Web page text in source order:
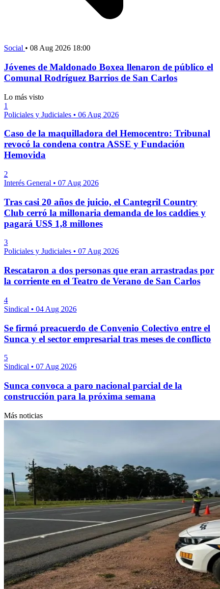
Social • 08 Aug 2026 18:00
Jóvenes de Maldonado Boxea llenaron de público el
Comunal Rodríguez Barrios de San Carlos
Lo más visto
1
Policiales y Judiciales • 06 Aug 2026
Caso de la maquilladora del Hemocentro: Tribunal
revocó la condena contra ASSE y Fundación
Hemovida
2
Interés General • 07 Aug 2026
Tras casi 20 años de juicio, el Cantegril Country
Club cerró la millonaria demanda de los caddies y
pagará US$ 1,8 millones
3
Policiales y Judiciales • 07 Aug 2026
Rescataron a dos personas que eran arrastradas por
la corriente en el Teatro de Verano de San Carlos
4
Sindical • 04 Aug 2026
Se firmó preacuerdo de Convenio Colectivo entre el
Sunca y el sector empresarial tras meses de conflicto
5
Sindical • 07 Aug 2026
Sunca convoca a paro nacional parcial de la
construcción para la próxima semana
Más noticias